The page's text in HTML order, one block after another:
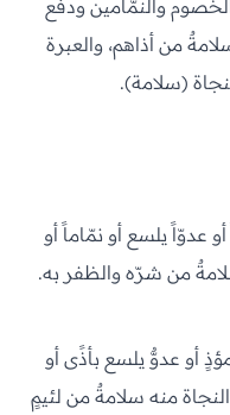
والنمّامين ودفع
من أذاهم، والعبرة
(سلامة).
عدوّاً يلسع أو نمّاماً أو
من شرّه والظفر به.
أو عدوٌّ يلسع بأذًى أو
منه سلامةٌ من لئيمٍ